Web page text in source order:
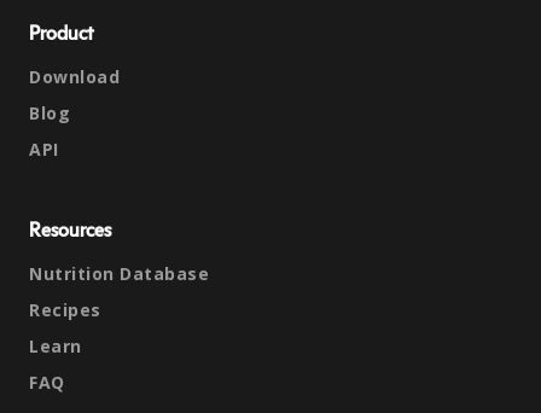
Product
Download
Blog
API
Resources
Nutrition Database
Recipes
Learn
FAQ